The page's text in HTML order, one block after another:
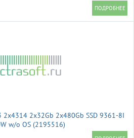
2x4314 2x32Gb 2x480Gb SSD 9361-8I
w/o OS (2195516)